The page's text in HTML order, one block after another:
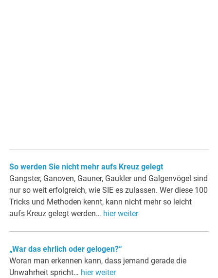
So werden Sie nicht mehr aufs Kreuz gelegt
Gangster, Ganoven, Gauner, Gaukler und Galgenvögel sind
nur so weit erfolgreich, wie SIE es zulassen. Wer diese 100
Tricks und Methoden kennt, kann nicht mehr so leicht
aufs Kreuz gelegt werden… hier weiter
„War das ehrlich oder gelogen?“
Woran man erkennen kann, dass jemand gerade die
Unwahrheit spricht… hier weiter